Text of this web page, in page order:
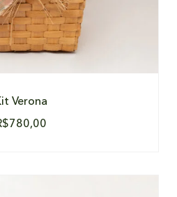
Verona
780,00